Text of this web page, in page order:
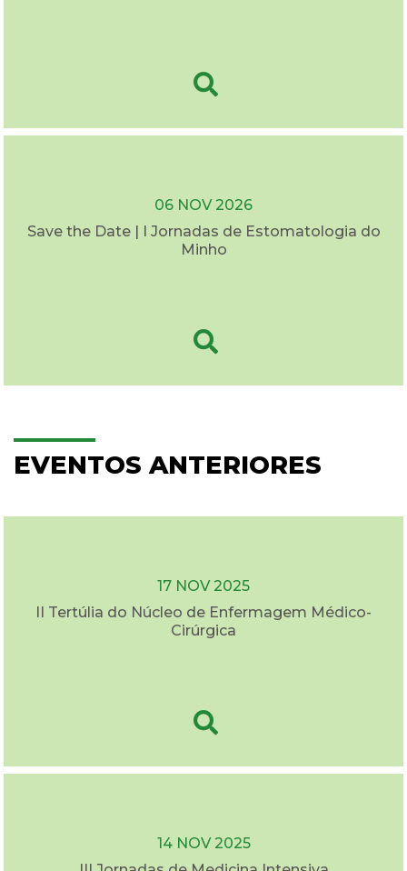
06 NOV 2026
Save the Date | I Jornadas de Estomatologia do
Minho
EVENTOS ANTERIORES
17 NOV 2025
II Tertúlia do Núcleo de Enfermagem Médico-
Cirúrgica
14 NOV 2025